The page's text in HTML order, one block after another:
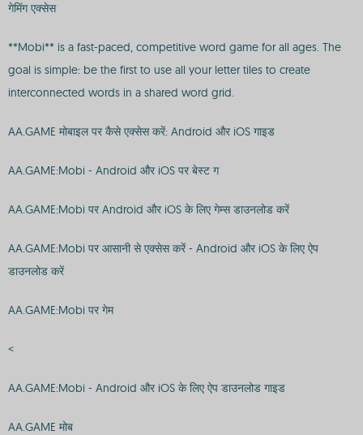
गेमिंग एक्सेस
**Mobi** is a fast-paced, competitive word game for all ages. The
goal is simple: be the first to use all your letter tiles to create
interconnected words in a shared word grid.
AA.GAME मोबाइल पर कैसे एक्सेस करें: Android और iOS गाइड
AA.GAME:Mobi - Android और iOS पर बेस्ट ग
AA.GAME:Mobi पर Android और iOS के लिए गेम्स डाउनलोड करें
AA.GAME:Mobi पर आसानी से एक्सेस करें - Android और iOS के लिए ऐप
डाउनलोड करें
AA.GAME:Mobi पर गेम
<
AA.GAME:Mobi - Android और iOS के लिए ऐप डाउनलोड गाइड
AA.GAME मोब